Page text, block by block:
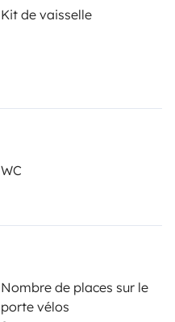
Kit de vaisselle
WC
Nombre de places sur le
porte vélos